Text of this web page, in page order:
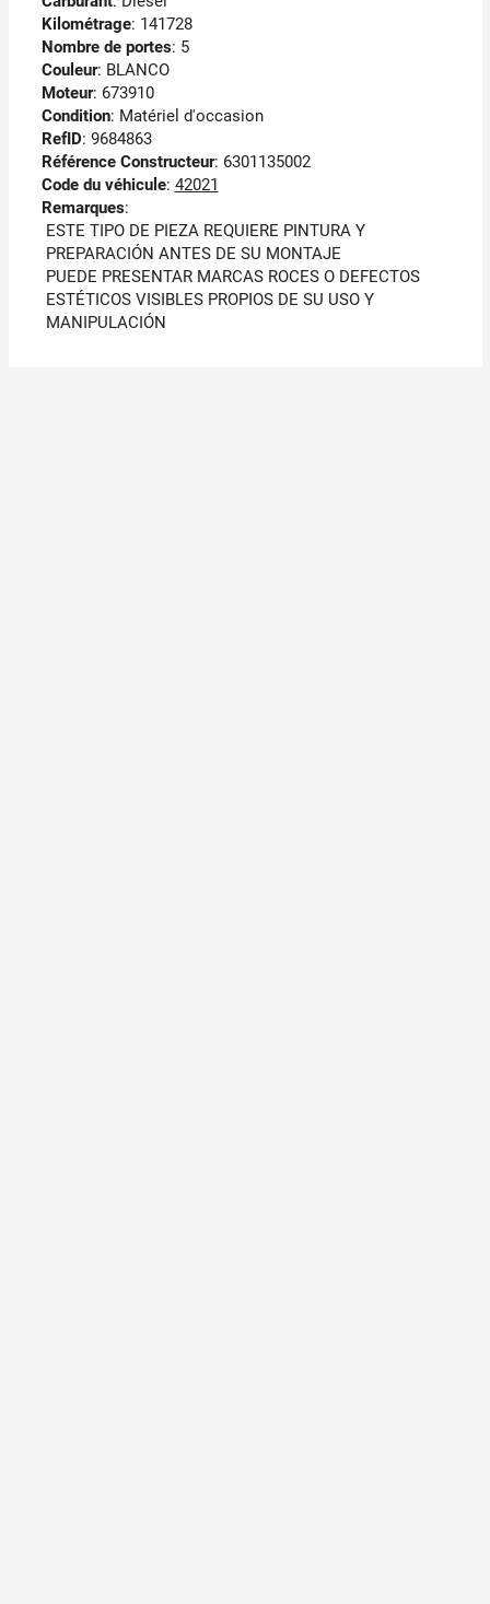
Kilométrage: 141728
Nombre de portes: 5
Couleur: BLANCO
Moteur: 673910
Condition: Matériel d'occasion
RefID: 9684863
Référence Constructeur: 6301135002
Code du véhicule: 42021
Remarques:
ESTE TIPO DE PIEZA REQUIERE PINTURA Y
PREPARACIÓN ANTES DE SU MONTAJE
PUEDE PRESENTAR MARCAS ROCES O DEFECTOS
ESTÉTICOS VISIBLES PROPIOS DE SU USO Y
MANIPULACIÓN